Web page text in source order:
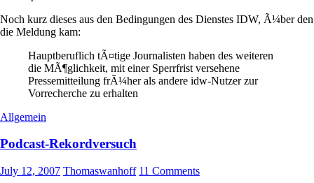
Noch kurz dieses aus den Bedingungen des Dienstes IDW, Ã¼ber den
die Meldung kam:
Hauptberuflich tÃ¤tige Journalisten haben des weiteren
die MÃ¶glichkeit, mit einer Sperrfrist versehene
Pressemitteilung frÃ¼her als andere idw-Nutzer zur
Vorrecherche zu erhalten
Allgemein
Podcast-Rekordversuch
July 12, 2007 Thomaswanhoff 11 Comments